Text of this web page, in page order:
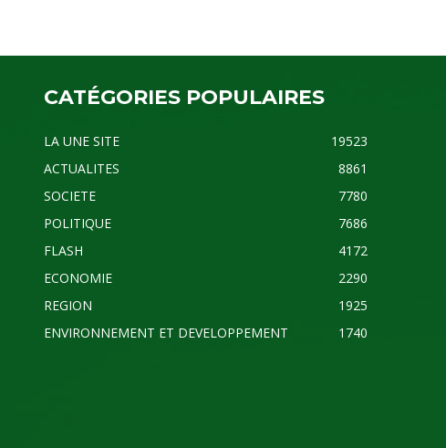
CATÉGORIES POPULAIRES
LA UNE SITE
19523
ACTUALITES
8861
SOCIETE
7780
POLITIQUE
7686
FLASH
4172
ECONOMIE
2290
REGION
1925
ENVIRONNEMENT ET DEVELOPPEMENT
1740